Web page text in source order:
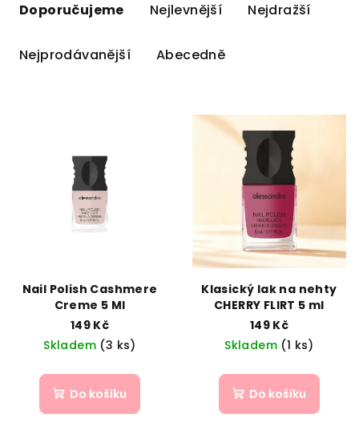
Doporučujeme Nejlevnější Nejdražší
Nejprodávanější Abecedně
Nail Polish Cashmere
Creme 5 Ml
149 Kč
Skladem (3 ks)
Do košíku
Klasický lak na nehty
CHERRY FLIRT 5 ml
149 Kč
Skladem (1 ks)
Do košíku